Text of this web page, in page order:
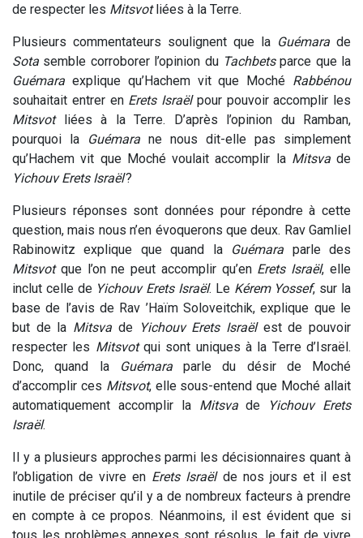
de respecter les Mitsvotliées à la Terre.
Plusieurs commentateurs soulignent que la Guémara de
Sota semble corroborer l’opinion du Tachbetsparce que la
Guémara explique qu’Hachem vit que Moché Rabbénou
souhaitait entrer en Erets Israëlpour pouvoir accomplir les
Mitsvotliées à la Terre. D’après l’opinion du Ramban,
pourquoi la
Guémara ne nous dit-elle pas simplement
qu’Hachem vit que Moché voulait accomplir la Mitsvade
Yichouv Erets Israël?
Plusieurs réponses sont données pour répondre à cette
question, mais nous n’en évoquerons que deux. Rav Gamliel
Rabinowitz explique que quand la Guémara parle des
Mitsvotque l’on ne peut accomplir qu’en Erets Israël, elle
inclut celle de Yichouv Erets Israël. Le Kérem Yossef, sur la
base de l’avis de Rav ’Haïm Soloveitchik, explique que le
but de la Mitsva de Yichouv Erets Israëlest de pouvoir
respecter les Mitsvotqui sont uniques à la Terre d’Israël.
Donc, quand la
Guémaraparle du désir de Moché
d’accomplir ces Mitsvot, elle sous-entend que Moché allait
automatiquement accomplir la Mitsvade
Yichouv Erets
Israël.
Il y a plusieurs approches parmi les décisionnaires quant à
l’obligation de vivre en Erets Israëlde nos jours et il est
inutile de préciser qu’il y a de nombreux facteurs à prendre
en compte à ce propos. Néanmoins, il est évident que si
tous les problèmes annexes sont résolus, le fait de vivre